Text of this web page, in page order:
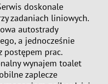
doskonale
zadaniach liniowych.
autostrady
a jednocześnie
postępem prac.
wynajem toalet
zaplecze